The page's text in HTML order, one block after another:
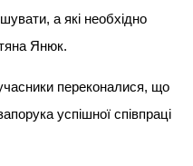
а які необхідно
Янюк.
переконалися, що
успішної співпраці